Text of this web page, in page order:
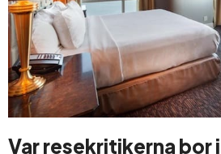
Var resekritikerna bor